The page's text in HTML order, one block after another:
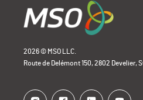
2026 © MSO LLC.
Route de Delémont 150, 2802 Develier,